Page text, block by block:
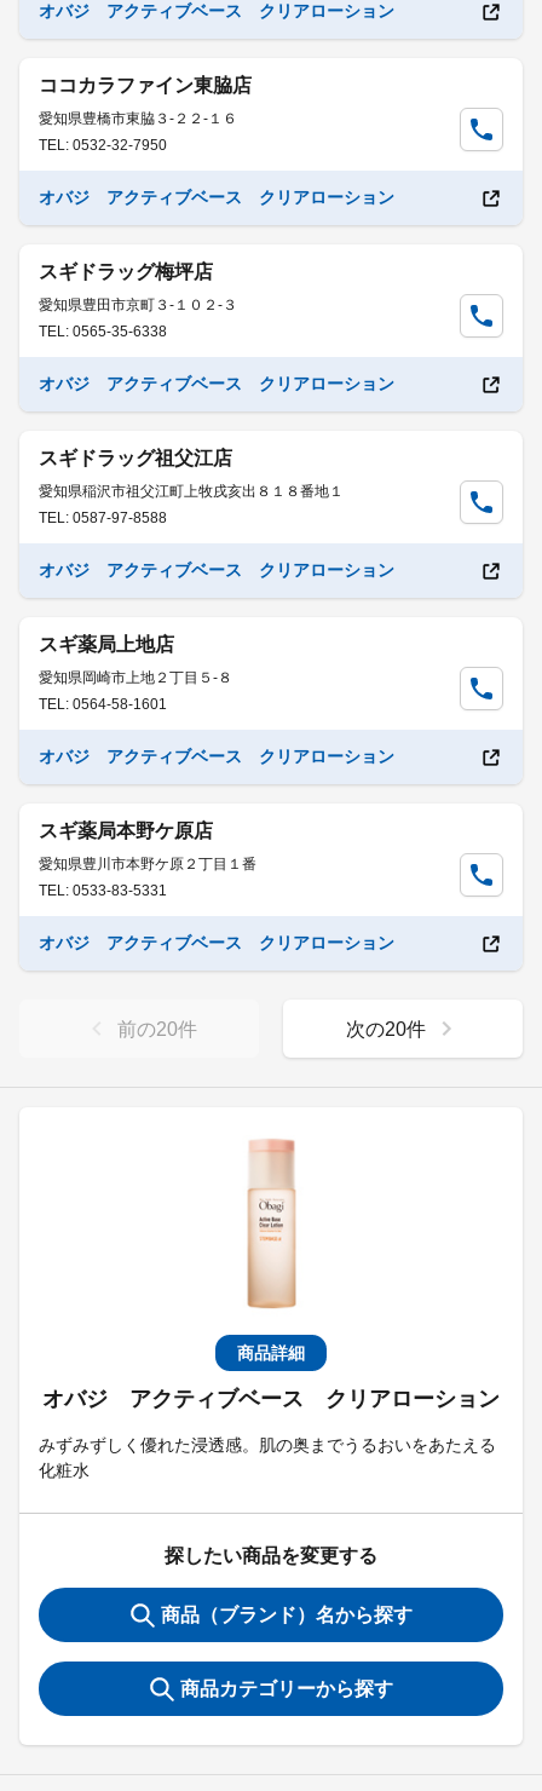
商品詳細
オバジ アクティブベース クリアローション
みずみずしく優れた浸透感。肌の奥までうるおいをあたえる
化粧水
探したい商品を変更する
商品（ブランド）名から探す
商品カテゴリーから探す
オバジ アクティブベース クリアローション
ココカラファイン東脇店
愛知県豊橋市東脇３-２２-１６
TEL: 0532-32-7950
オバジ アクティブベース クリアローション
スギドラッグ梅坪店
愛知県豊田市京町３-１０２-３
TEL: 0565-35-6338
オバジ アクティブベース クリアローション
スギドラッグ祖父江店
愛知県稲沢市祖父江町上牧戌亥出８１８番地１
TEL: 0587-97-8588
オバジ アクティブベース クリアローション
スギ薬局上地店
愛知県岡崎市上地２丁目５-８
TEL: 0564-58-1601
オバジ アクティブベース クリアローション
スギ薬局本野ケ原店
愛知県豊川市本野ケ原２丁目１番
TEL: 0533-83-5331
オバジ アクティブベース クリアローション
前の20件 次の20件